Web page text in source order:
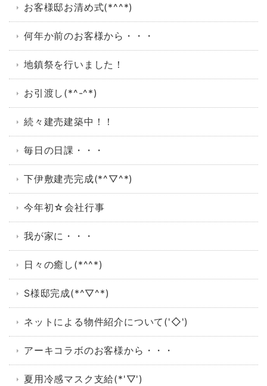
お客様邸お清め式(*^^*)
何年か前のお客様から・・・
地鎮祭を行いました！
お引渡し(*^-^*)
続々建売建築中！！
毎日の日課・・・
下伊敷建売完成(*^▽^*)
今年初☆会社行事
我が家に・・・
日々の癒し(*^^*)
S様邸完成(*^▽^*)
ネットによる物件紹介について('◇')ゞ
アーキコラボのお客様から・・・
夏用冷感マスク支給(*'▽')